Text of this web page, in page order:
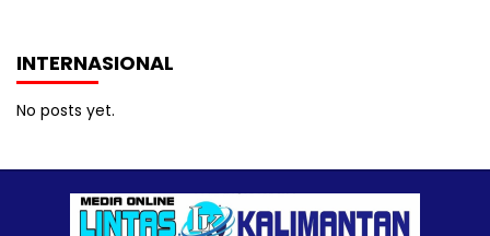
INTERNASIONAL
No posts yet.